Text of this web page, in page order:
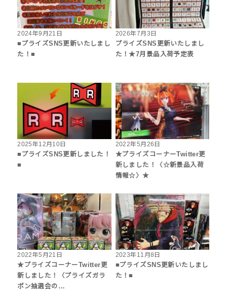
2024年9月21日
■プライズSNS更新いたしまし
た！■
2026年7月3日
プライズSNS更新いたしまし
た！★7月景品入荷予定表
2025年12月10日
■プライズSNS更新しました！
■
2022年5月26日
★プライズコーナーTwitter更
新しました！〈☆新景品入荷
情報☆〉★
2022年5月21日
★プライズコーナーTwitter更
新しました！〈プライズガラ
ポン抽選会の…
2023年11月8日
■プライズSNS更新いたしまし
た！■